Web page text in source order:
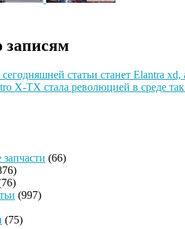
записям
статьи станет Еlantra xd,
X-TX стала революцией в среде
(66)
(997)
(75)